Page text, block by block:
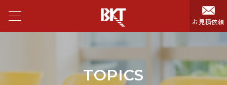
お見積依頼
TOPICS